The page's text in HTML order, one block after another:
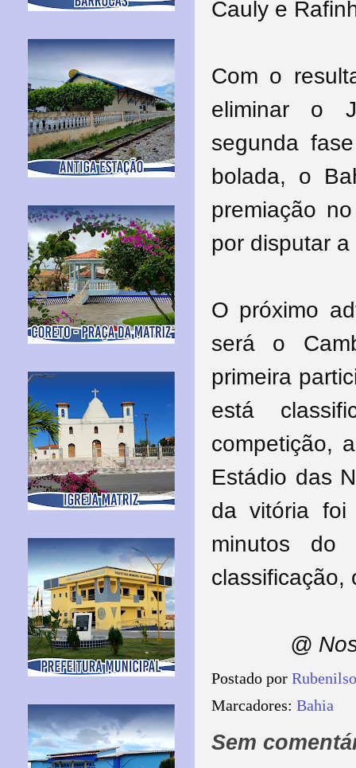
Cauly e
Com o
eliminar o
segunda
bolada, o
premiação
por disputar
O próximo
será o
primeira
está
competição,
Estádio das
da vitória foi
minutos
classificação,
@
Postado por
Marcadores: Bahia
Sem